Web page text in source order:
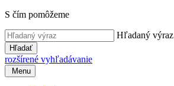
S čím pomôžeme
Hľadaný výraz
Hľadať
rozšírené vyhľadávanie
Menu